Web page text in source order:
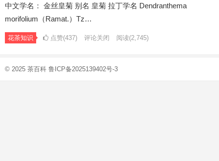
中文学名： 金丝皇菊 别名 皇菊 拉丁学名 Dendranthema
morifolium（Ramat.）Tz…
花茶知识 点赞(437) 评论关闭 阅读(2,745)
© 2025 茶百科 鲁ICP备2025139402号-3